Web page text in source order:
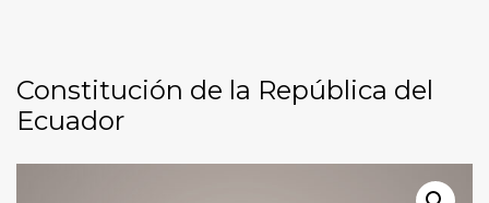
Constitución de la República del
Ecuador